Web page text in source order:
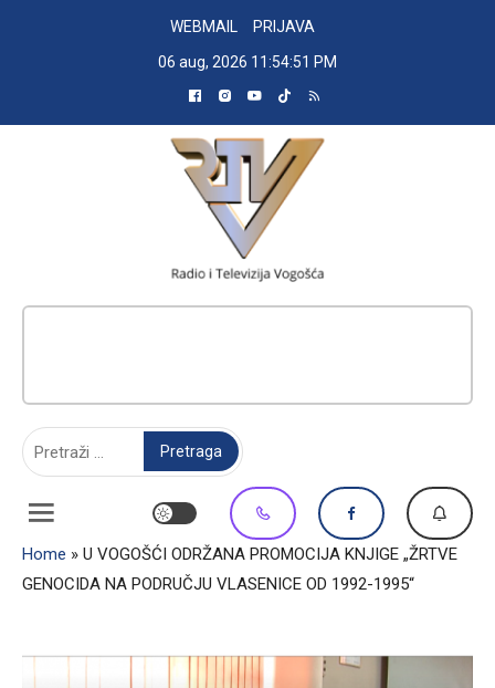
WEBMAIL
PRIJAVA
06 aug, 2026 11:54:52 PM
Home » U VOGOŠĆI ODRŽANA PROMOCIJA KNJIGE „ŽRTVE
GENOCIDA NA PODRUČJU VLASENICE OD 1992-1995“